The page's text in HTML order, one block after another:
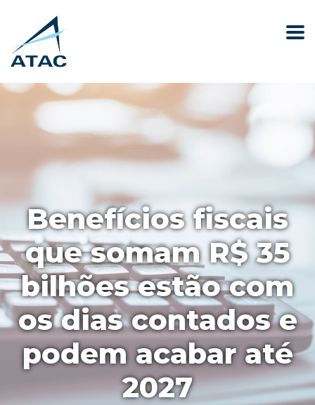
Benefícios fiscais
que somam R$ 35
bilhões estão com
os dias contados e
podem acabar até
2027